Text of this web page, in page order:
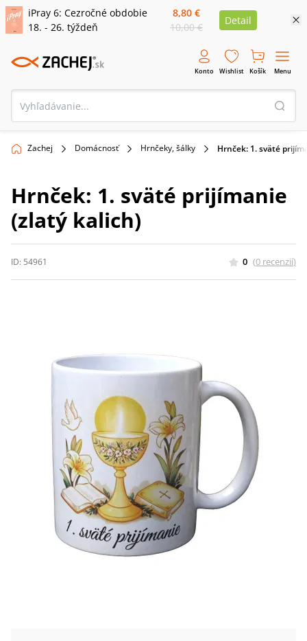
iPray 6: Cezročné obdobie
18. - 26. týždeň
8,80 €
10,00 €
Detail
Konto Wishlist Košík Menu
Zachej Domácnosť Hrnčeky, šálky Hrnček: 1. sväté
Hrnček: 1. sväté prijímanie
(zlatý kalich)
ID: 54961 0 (0 recenzií)